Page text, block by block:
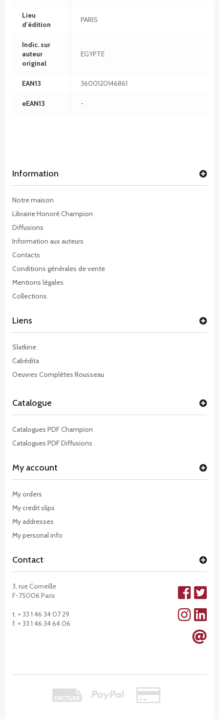
Lieu
d'édition
PARIS
Indic. sur
auteur
original
EGYPTE
EAN13 3600120146861
eEAN13 -
Information
Notre maison
Librairie Honoré Champion
Diffusions
Information aux auteurs
Contacts
Conditions générales de vente
Mentions légales
Collections
Liens
Slatkine
Cabédita
Oeuvres Complètes Rousseau
Catalogue
Catalogues PDF Champion
Catalogues PDF Diffusions
My account
My orders
My credit slips
My addresses
My personal info
Contact
3, rue Corneille
F-75006 Paris
t. + 33 1 46 34 07 29
f. + 33 1 46 34 64 06